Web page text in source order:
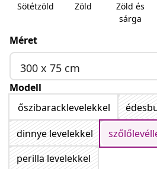
Sötétzöld Zöld
Zöld és
sárga
Méret
300 x 75 cm
Modell
őszibaracklevelekkel
dinnye levelekkel
perilla levelekkel